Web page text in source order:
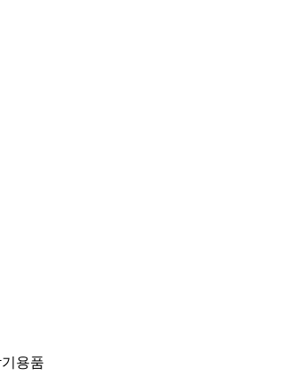
용품